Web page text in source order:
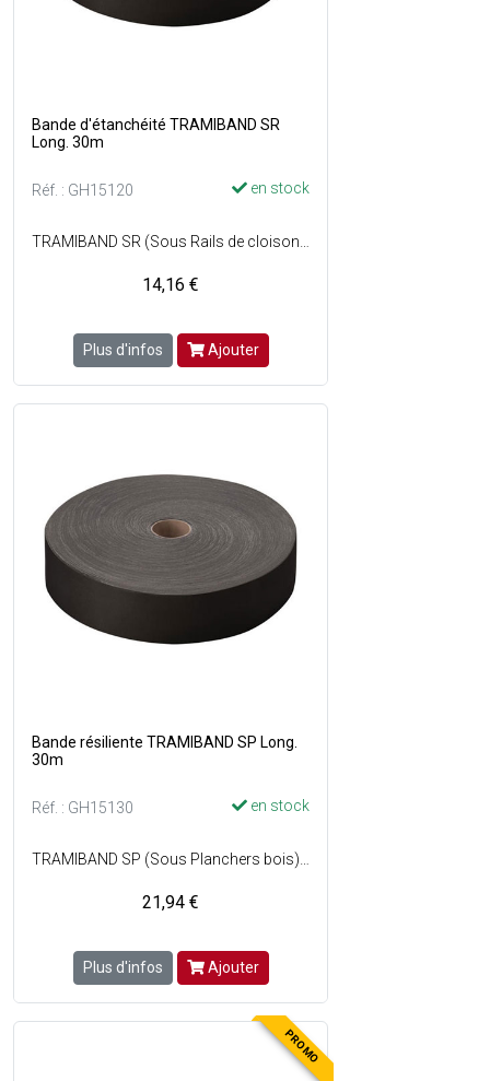
Bande d'étanchéité TRAMIBAND SR
Long. 30m
Réf. : GH15120 en stock
14,16 €
Plus d'infos Ajouter
Bande résiliente TRAMIBAND SP Long.
30m
Réf. : GH15130 en stock
21,94 €
Plus d'infos Ajouter
PROMO